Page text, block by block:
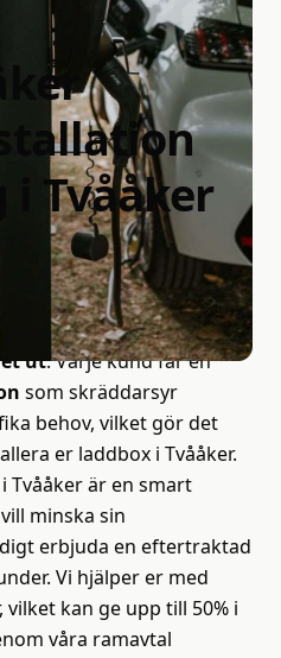
Tvååker
och laddstolpar för
i Tvååker utförs med
. Vi hanterar hela
till driftsättning
ut. Varje kund får en
som skräddarsyr
behov, vilket gör det
er laddbox i Tvååker.
Tvååker är en smart
minska sin
erbjuda en eftertraktad
Vi hjälper er med
kan ge upp till 50% i
våra ramavtal